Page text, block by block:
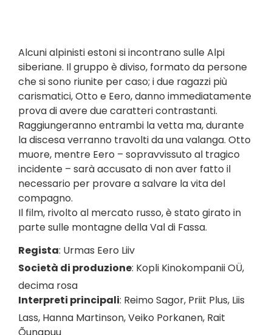
Alcuni alpinisti estoni si incontrano sulle Alpi
siberiane. Il gruppo è diviso, formato da persone
che si sono riunite per caso; i due ragazzi più
carismatici, Otto e Eero, danno immediatamente
prova di avere due caratteri contrastanti.
Raggiungeranno entrambi la vetta ma, durante
la discesa verranno travolti da una valanga. Otto
muore, mentre Eero – sopravvissuto al tragico
incidente – sarà accusato di non aver fatto il
necessario per provare a salvare la vita del
compagno.
Il film, rivolto al mercato russo, è stato girato in
parte sulle montagne della Val di Fassa.
Regista: Urmas Eero Liiv
Società di produzione: Kopli Kinokompanii OÜ,
decima rosa
Interpreti principali: Reimo Sagor, Priit Plus, Liis
Lass, Hanna Martinson,Veiko Porkanen, Rait
Õunapuu